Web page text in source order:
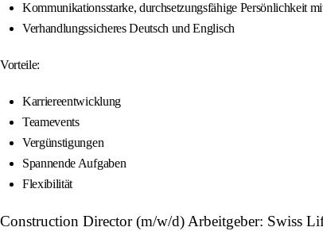
Kommunikationsstarke, durchsetzungsfähige Persönlichkeit
Verhandlungssicheres Deutsch und Englisch
Vorteile:
Karriereentwicklung
Teamevents
Vergünstigungen
Spannende Aufgaben
Flexibilität
Construction Director (m/w/d) Arbeitgeber: Swiss